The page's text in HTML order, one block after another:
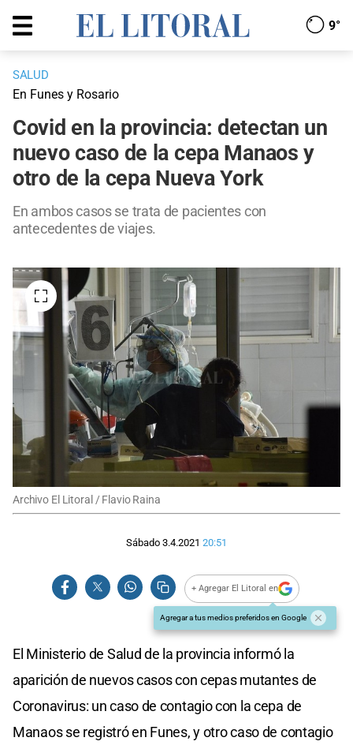
9°
SALUD
En Funes y Rosario
Covid en la provincia: detectan un
nuevo caso de la cepa Manaos y
otro de la cepa Nueva York
En ambos casos se trata de pacientes con
antecedentes de viajes.
Archivo El Litoral / Flavio Raina
Sábado 3.4.2021 20:51
+ Agregar El Litoral en
Agregar a tus medios preferidos en Google
El Ministerio de Salud de la provincia informó la
aparición de nuevos casos con cepas mutantes de
Coronavirus: un caso de contagio con la cepa de
Manaos se registró en Funes, y otro caso de contagio